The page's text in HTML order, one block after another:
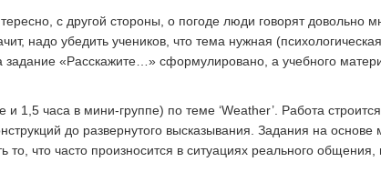
с другой стороны, о погоде люди говорят довольно
надо убедить учеников, что тема нужная (психологическая
«Расскажите…» сформулировано, а учебного
1,5 часа в мини-группе) по теме ‘Weather’. Работа
до развернутого высказывания. Задания на основе
то, что часто произносится в ситуациях реального